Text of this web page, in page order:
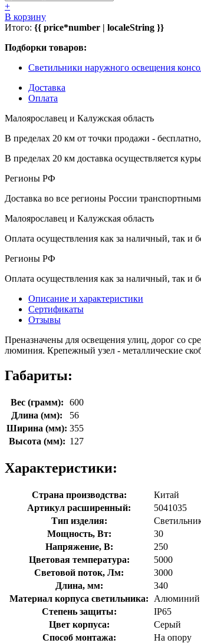
+
В корзину
Итого: {{ price*number | localeString }}
Подборки товаров:
Светильники наружного освещения
Доставка
Оплата
Малоярославец и Калужская область
В пределах 20 км от точки продажи -
В пределах 20 км доставка осуществляется
Регионы РФ
Доставка во все регионы России
Малоярославец и Калужская область
Оплата осуществления как за наличный, так и
Регионы РФ
Оплата осуществления как за наличный, так и
Описание и характеристики
Сертификаты
Отзывы
Преназначены для освещения улиц, дорог со
люминия. Крепежный узел - металлические
Габариты:
Вес (грамм):
600
Длина (мм):
56
Ширина (мм): 355
Высота (мм): 127
Характеристики:
Страна производства:
Китай
Артикул расширенный:
5041035
Тип изделия:
Мощность, Вт:
30
Напряжение, В:
250
Цветовая температура:
5000
Световой поток, Лм:
3000
Длина, мм:
340
Материал корпуса светильника:
Алюминий
Степень защиты:
IP65
Цвет корпуса:
Серый
Способ монтажа:
На опору